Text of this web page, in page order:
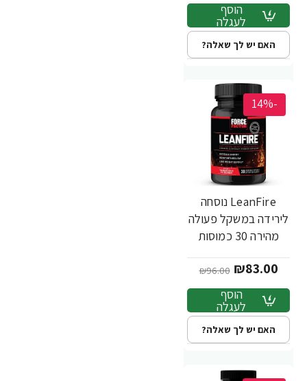
הוסף
לעגלה
האם יש לך שאלה?
-14%
LeanFire נוסחה
לירידה במשקל פעולה
מהירה 30 כמוסות
Factor
₪83.00
₪96.00
הוסף
לעגלה
האם יש לך שאלה?